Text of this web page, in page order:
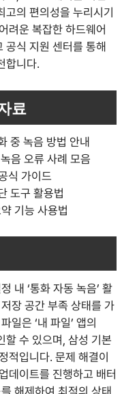
의 편의성을 누리시기
려운 복잡한 하드웨어
공식 지원 센터를 통해
합니다.
료
중 녹음 방법 안내
음 오류 사례 모음
식 가이드
도구 활용법
기능 사용법
내 ‘통화 자동 녹음’ 활
장 공간 부족 상태를 가
일은 ‘내 파일’ 앱의
수 있으며, 삼성 기본
적입니다. 문제 해결이
데이트를 진행하고 배터
해제하여 최적의 상태